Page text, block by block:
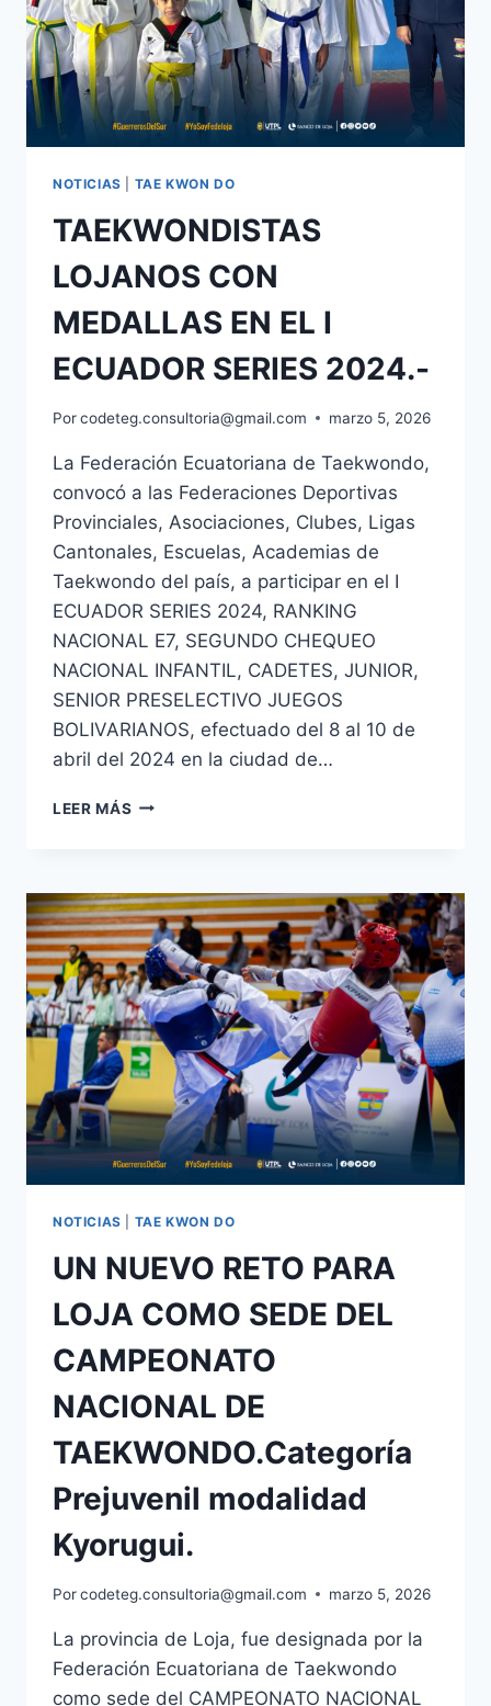
NOTICIAS TAE KWON DO
TAEKWONDISTAS
LOJANOS CON
MEDALLAS EN EL I
ECUADOR SERIES 2024.-
Porcodeteg.consultoria@gmail.com marzo 5, 2026
La Federación Ecuatoriana de Taekwondo,
convocó a las Federaciones Deportivas
Provinciales, Asociaciones, Clubes, Ligas
Cantonales, Escuelas, Academias de
Taekwondo del país, a participar en el I
ECUADOR SERIES 2024, RANKING
NACIONAL E7, SEGUNDO CHEQUEO
NACIONAL INFANTIL, CADETES, JUNIOR,
SENIOR PRESELECTIVO JUEGOS
BOLIVARIANOS, efectuado del 8 al 10 de
abril del 2024 en la ciudad de…
LEER MÁS
NOTICIAS TAE KWON DO
UN NUEVO RETO PARA
LOJA COMO SEDE DEL
CAMPEONATO
NACIONAL DE
TAEKWONDO.Categoría
Prejuvenil modalidad
Kyorugui.
Porcodeteg.consultoria@gmail.com marzo 5, 2026
La provincia de Loja, fue designada por la
Federación Ecuatoriana de Taekwondo
como sede del CAMPEONATO NACIONAL